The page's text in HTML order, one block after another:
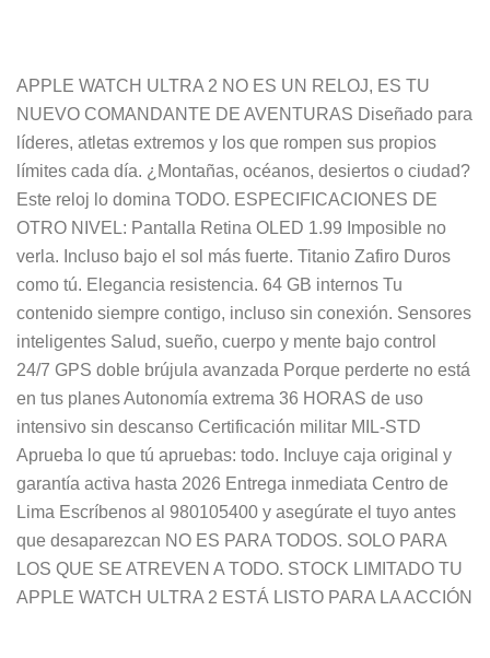
APPLE WATCH ULTRA 2 NO ES UN RELOJ, ES TU
NUEVO COMANDANTE DE AVENTURAS Diseñado para
líderes, atletas extremos y los que rompen sus propios
límites cada día. ¿Montañas, océanos, desiertos o ciudad?
Este reloj lo domina TODO. ESPECIFICACIONES DE
OTRO NIVEL: Pantalla Retina OLED 1.99 Imposible no
verla. Incluso bajo el sol más fuerte. Titanio Zafiro Duros
como tú. Elegancia resistencia. 64 GB internos Tu
contenido siempre contigo, incluso sin conexión. Sensores
inteligentes Salud, sueño, cuerpo y mente bajo control
24/7 GPS doble brújula avanzada Porque perderte no está
en tus planes Autonomía extrema 36 HORAS de uso
intensivo sin descanso Certificación militar MIL-STD
Aprueba lo que tú apruebas: todo. Incluye caja original y
garantía activa hasta 2026 Entrega inmediata Centro de
Lima Escríbenos al 980105400 y asegúrate el tuyo antes
que desaparezcan NO ES PARA TODOS. SOLO PARA
LOS QUE SE ATREVEN A TODO. STOCK LIMITADO TU
APPLE WATCH ULTRA 2 ESTÁ LISTO PARA LA ACCIÓN